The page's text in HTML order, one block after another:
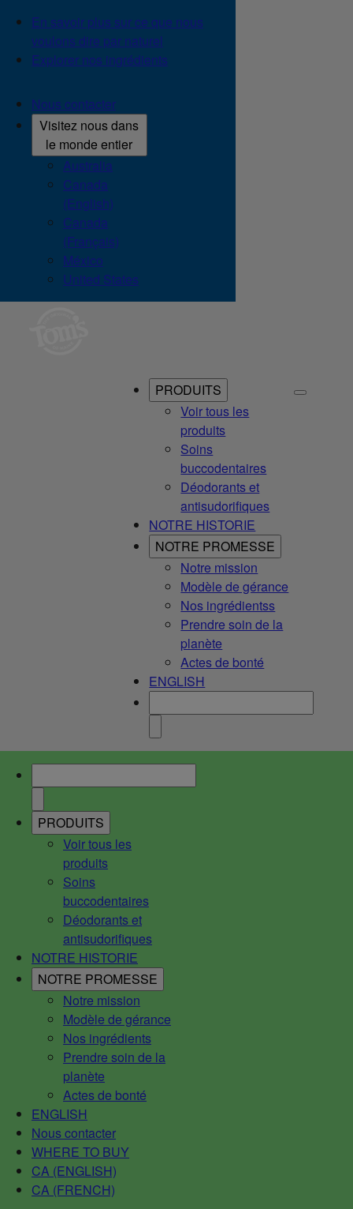
En savoir plus sur ce que nous
voulons dire par naturel
Explorer nos ingrédients
Nous contacter
Visitez nous dans
le monde entier
Australia
Canada
(English)
Canada
(Français)
México
United States
PRODUITS
Voir tous les
produits
Soins
buccodentaires
Déodorants et
antisudorifiques
NOTRE HISTORIE
NOTRE PROMESSE
Notre mission
Modèle de gérance
Nos ingrédientss
Prendre soin de la
planète
Actes de bonté
ENGLISH
PRODUITS
Voir tous les
produits
Soins
buccodentaires
Déodorants et
antisudorifiques
NOTRE HISTORIE
NOTRE PROMESSE
Notre mission
Modèle de gérance
Nos ingrédients
Prendre soin de la
planète
Actes de bonté
ENGLISH
Nous contacter
WHERE TO BUY
CA (ENGLISH)
CA (FRENCH)